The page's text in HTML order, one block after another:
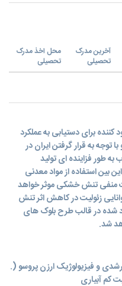
آخرین مدرک
تحصیلی
محل اخذ مدرک
تحصیلی
برای دستیابی به عملکرد
به قرار گرفتن ایران در
طور فزاینده ای تولید
بین استفاده از مواد معدنی
منفی تنش خشکی موثر خواهد
زئولیت در کاهش اثر تنش
شده در قالب طرح بلوک های
شد.
و فیزیولوژیک ارزن پروسو (.